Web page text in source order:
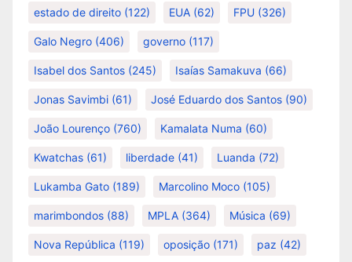
estado de direito (122) EUA (62) FPU (326)
Galo Negro (406) governo (117)
Isabel dos Santos (245) Isaías Samakuva (66)
Jonas Savimbi (61) José Eduardo dos Santos (90)
João Lourenço (760) Kamalata Numa (60)
Kwatchas (61) liberdade (41) Luanda (72)
Lukamba Gato (189) Marcolino Moco (105)
marimbondos (88) MPLA (364) Música (69)
Nova República (119) oposição (171) paz (42)